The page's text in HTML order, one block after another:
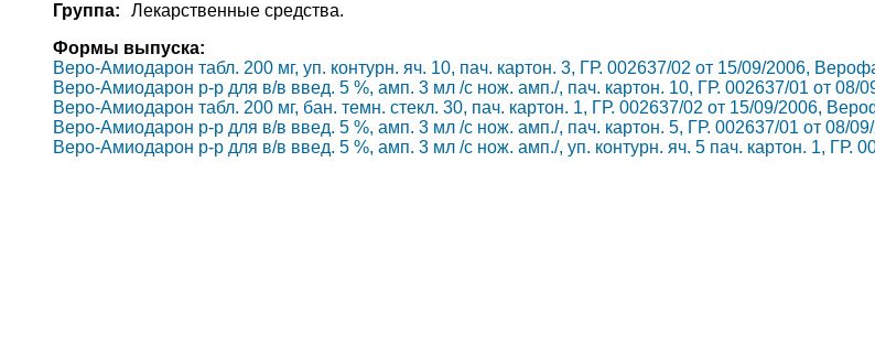
Группа:
Лекарственные средства.
Формы выпуска:
Веро-Амиодарон табл. 200 мг, уп. контурн. яч. 10, пач. картон. 3, ГР. 002637/02 от 15/09/2006,
Веро-Амиодарон р-р для в/в введ. 5 %, амп. 3 мл /с нож. амп./, пач. картон. 10, ГР. 002637/01 от 08/
Веро-Амиодарон табл. 200 мг, бан. темн. стекл. 30, пач. картон. 1, ГР. 002637/02 от 15/09/2006,
Веро-Амиодарон р-р для в/в введ. 5 %, амп. 3 мл /с нож. амп./, пач. картон. 5, ГР. 002637/01 от 08/
Веро-Амиодарон р-р для в/в введ. 5 %, амп. 3 мл /с нож. амп./, уп. контурн. яч. 5 пач. картон. 1, ГР.